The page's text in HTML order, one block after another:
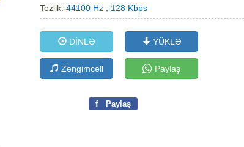
Tezlik: 44100 Hz , 128 Kbps
DİNLƏ YÜKLƏ
Zengimcell Paylaş
f Paylaş